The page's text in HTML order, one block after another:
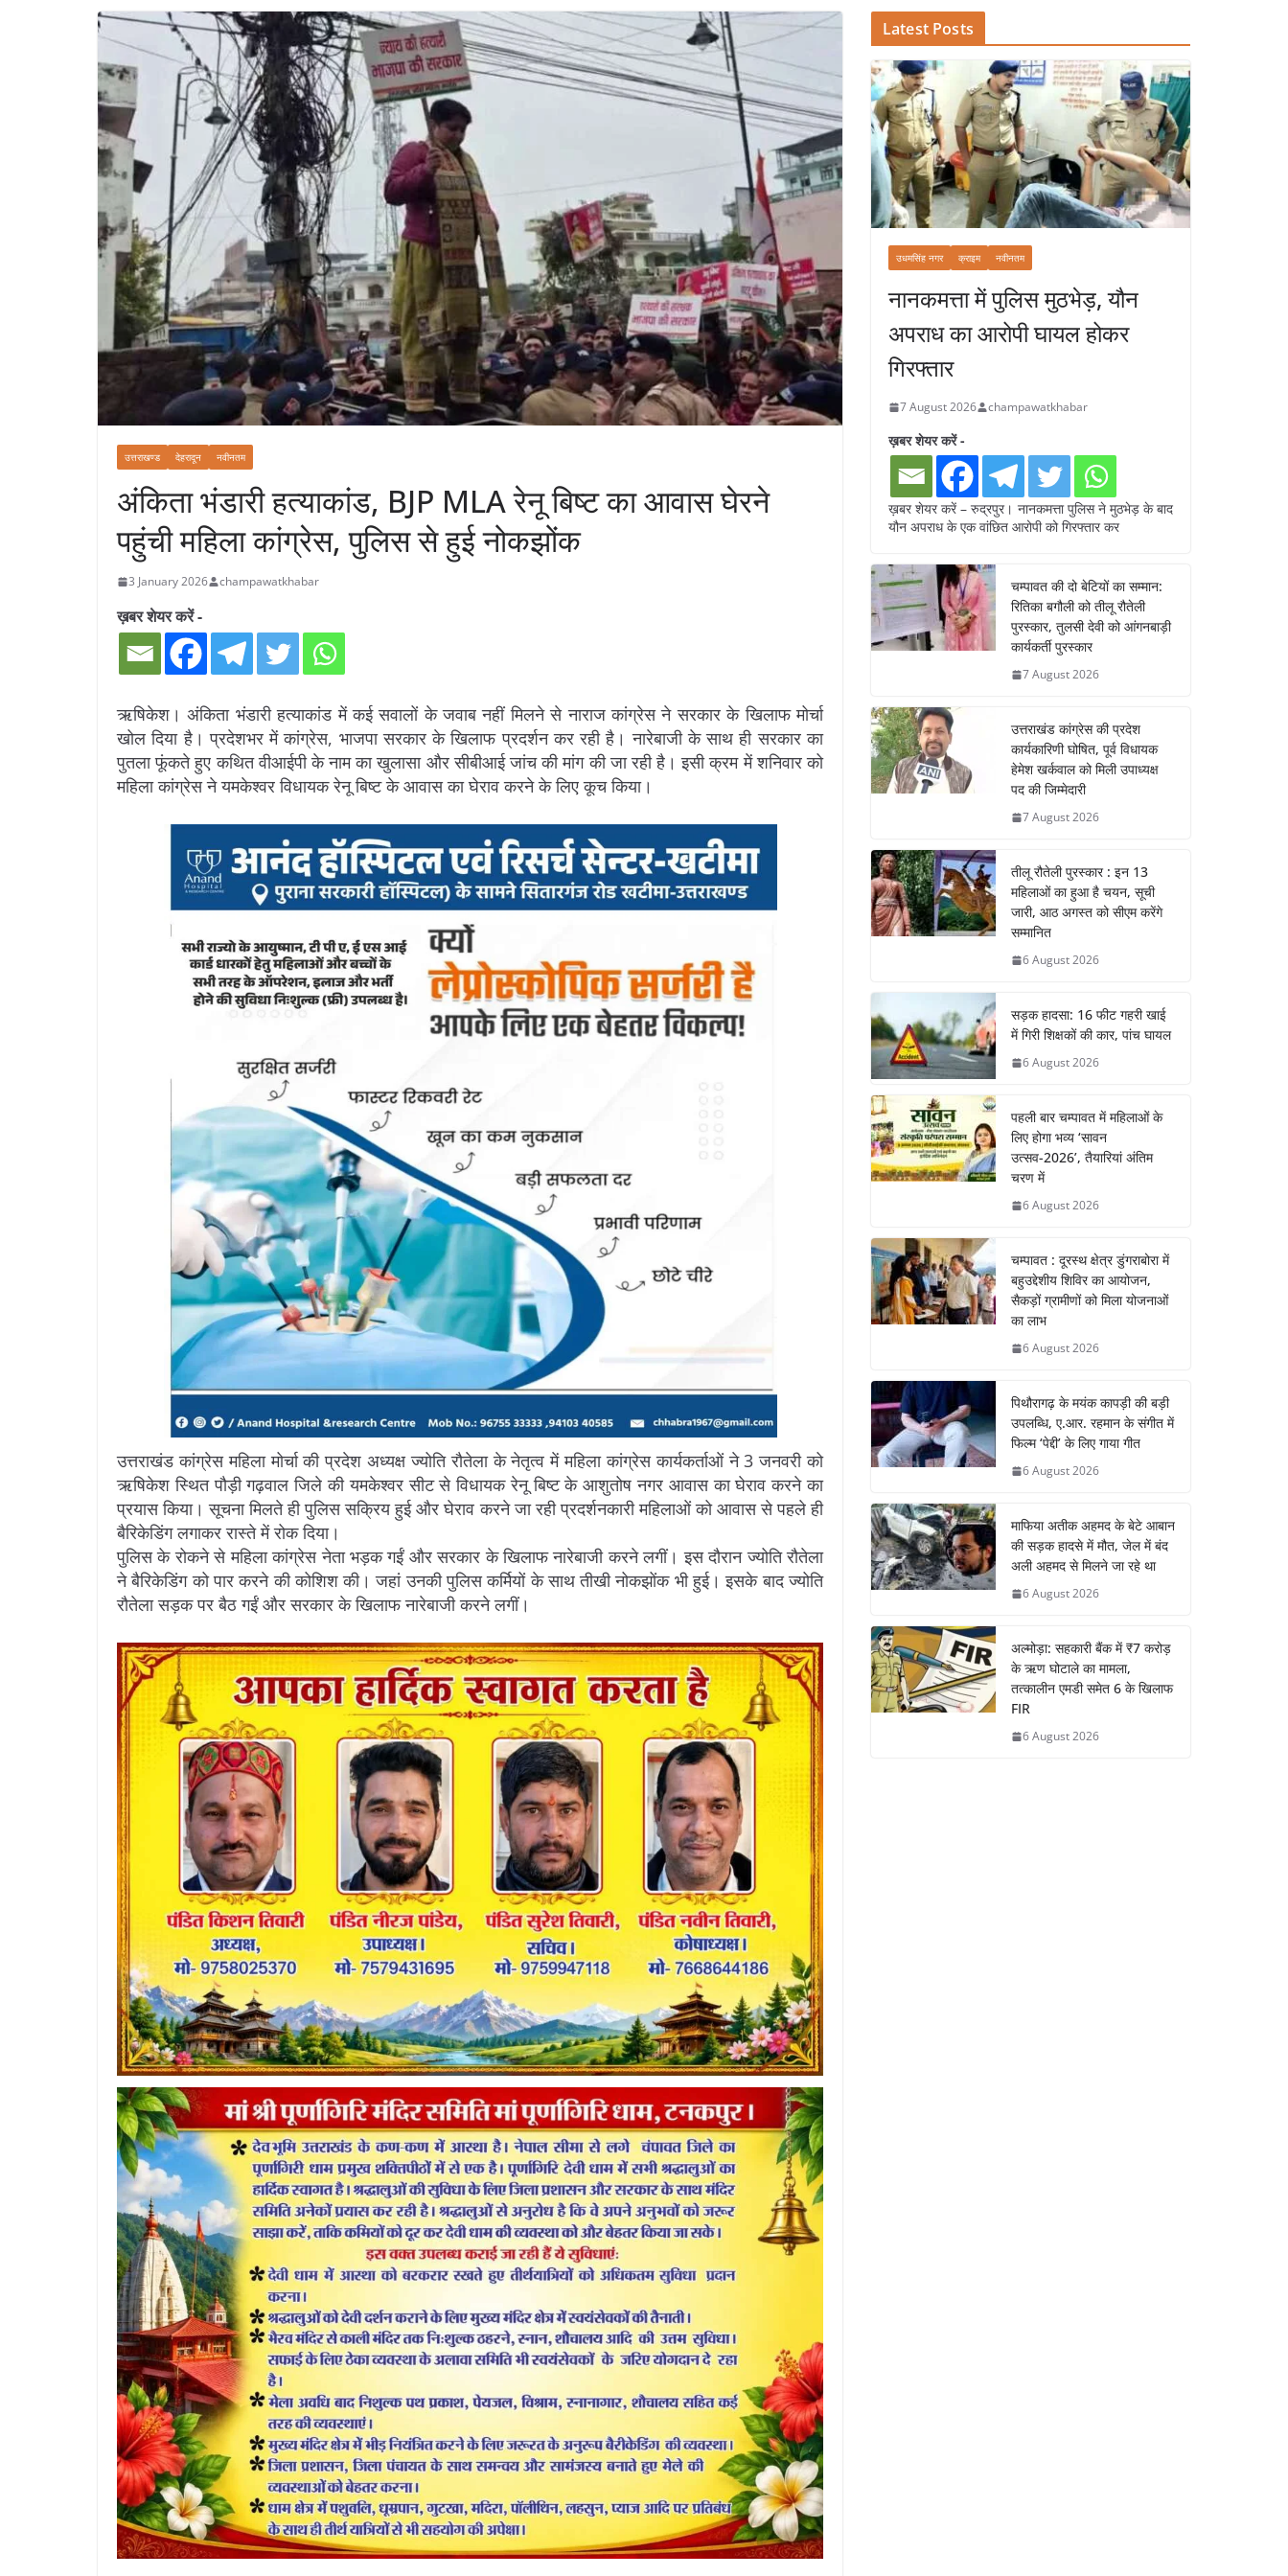
उत्तराखण्ड देहरादून नवीनतम
अंकिता भंडारी हत्याकांड, BJP MLA रेनू बिष्ट का आवास घेरने
पहुंची महिला कांग्रेस, पुलिस से हुई नोकझोंक
3 January 2026 champawatkhabar
ख़बर शेयर करें -
ऋषिकेश। अंकिता भंडारी हत्याकांड में कई सवालों के जवाब नहीं मिलने से नाराज कांग्रेस ने सरकार के खिलाफ मोर्चा
खोल दिया है। प्रदेशभर में कांग्रेस, भाजपा सरकार के खिलाफ प्रदर्शन कर रही है। नारेबाजी के साथ ही सरकार का
पुतला फूंकते हुए कथित वीआईपी के नाम का खुलासा और सीबीआई जांच की मांग की जा रही है। इसी क्रम में शनिवार को
महिला कांग्रेस ने यमकेश्वर विधायक रेनू बिष्ट के आवास का घेराव करने के लिए कूच किया।
उत्तराखंड कांग्रेस महिला मोर्चा की प्रदेश अध्यक्ष ज्योति रौतेला के नेतृत्व में महिला कांग्रेस कार्यकर्ताओं ने 3 जनवरी को
ऋषिकेश स्थित पौड़ी गढ़वाल जिले की यमकेश्वर सीट से विधायक रेनू बिष्ट के आशुतोष नगर आवास का घेराव करने का
प्रयास किया। सूचना मिलते ही पुलिस सक्रिय हुई और घेराव करने जा रही प्रदर्शनकारी महिलाओं को आवास से पहले ही
बैरिकेडिंग लगाकर रास्ते में रोक दिया।
पुलिस के रोकने से महिला कांग्रेस नेता भड़क गईं और सरकार के खिलाफ नारेबाजी करने लगीं। इस दौरान ज्योति रौतेला
ने बैरिकेडिंग को पार करने की कोशिश की। जहां उनकी पुलिस कर्मियों के साथ तीखी नोकझोंक भी हुई। इसके बाद ज्योति
रौतेला सड़क पर बैठ गईं और सरकार के खिलाफ नारेबाजी करने लगीं।
Latest Posts
उधमसिंह नगर क्राइम नवीनतम
नानकमत्ता में पुलिस मुठभेड़, यौन
अपराध का आरोपी घायल होकर
गिरफ्तार
7 August 2026 champawatkhabar
ख़बर शेयर करें -
ख़बर शेयर करें – रुद्रपुर। नानकमत्ता पुलिस ने मुठभेड़ के बाद
यौन अपराध के एक वांछित आरोपी को गिरफ्तार कर
चम्पावत की दो बेटियों का सम्मान:
रितिका बगौली को तीलू रौतेली
पुरस्कार, तुलसी देवी को आंगनबाड़ी
कार्यकर्ती पुरस्कार
7 August 2026
उत्तराखंड कांग्रेस की प्रदेश
कार्यकारिणी घोषित, पूर्व विधायक
हेमेश खर्कवाल को मिली उपाध्यक्ष
पद की जिम्मेदारी
7 August 2026
तीलू रौतेली पुरस्कार : इन 13
महिलाओं का हुआ है चयन, सूची
जारी, आठ अगस्त को सीएम करेंगे
सम्मानित
6 August 2026
सड़क हादसा: 16 फीट गहरी खाई
में गिरी शिक्षकों की कार, पांच घायल
6 August 2026
पहली बार चम्पावत में महिलाओं के
लिए होगा भव्य ‘सावन
उत्सव-2026’, तैयारियां अंतिम
चरण में
6 August 2026
चम्पावत : दूरस्थ क्षेत्र डुंगराबोरा में
बहुउद्देशीय शिविर का आयोजन,
सैकड़ों ग्रामीणों को मिला योजनाओं
का लाभ
6 August 2026
पिथौरागढ़ के मयंक कापड़ी की बड़ी
उपलब्धि, ए.आर. रहमान के संगीत में
फिल्म ‘पेद्दी’ के लिए गाया गीत
6 August 2026
माफिया अतीक अहमद के बेटे आबान
की सड़क हादसे में मौत, जेल में बंद
अली अहमद से मिलने जा रहे था
6 August 2026
अल्मोड़ा: सहकारी बैंक में ₹7 करोड़
के ऋण घोटाले का मामला,
तत्कालीन एमडी समेत 6 के खिलाफ
FIR
6 August 2026